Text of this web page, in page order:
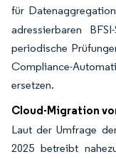
für
adressierbaren
periodische
Compliance-
ersetzen.
Cloud-Migration
Laut der Umfrage
2025 betreibt